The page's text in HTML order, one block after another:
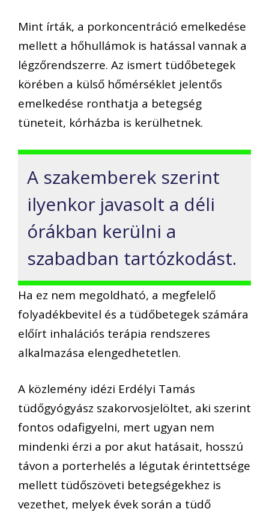
Mint írták, a porkoncentráció emelkedése
mellett a hőhullámok is hatással vannak a
légzőrendszerre. Az ismert tüdőbetegek
körében a külső hőmérséklet jelentős
emelkedése ronthatja a betegség
tüneteit, kórházba is kerülhetnek.
A szakemberek szerint
ilyenkor javasolt a déli
órákban kerülni a
szabadban tartózkodást.
Ha ez nem megoldható, a megfelelő
folyadékbevitel és a tüdőbetegek számára
előírt inhalációs terápia rendszeres
alkalmazása elengedhetetlen.
A közlemény idézi Erdélyi Tamás
tüdőgyógyász szakorvosjelöltet, aki szerint
fontos odafigyelni, mert ugyan nem
mindenki érzi a por akut hatásait, hosszú
távon a porterhelés a légutak érintettsége
mellett tüdőszöveti betegségekhez is
vezethet, melyek évek során a tüdő